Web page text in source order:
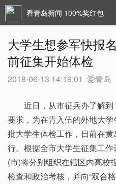
看青岛新闻 100%奖红包
大学生想参军快报
前征集开始体检
2018-06-13 14:19:01 爱青岛
近日，从市征兵办了解
要求，为在青入伍的外地大
批大学生体检工作，日前在
行。根据全市大学生征集工
(市)将分别组织在辖区内高校
检查和政治考核，并向“双合